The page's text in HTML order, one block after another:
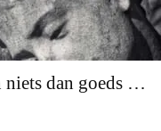
niets dan goeds …